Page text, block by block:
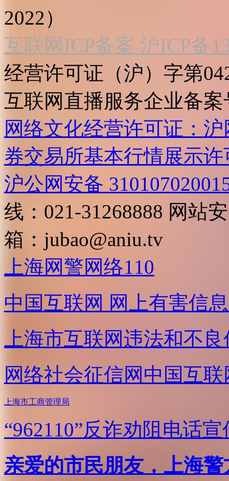
2022）
互联网ICP备案 沪ICP备
经营许可证（沪）字第
互联网直播服务企业备案
网络文化经营许可证：
券交易所基本行情展示许
沪公网安备
线：021-31268888 网站
箱： jubao@aniu.tv
上海网警网络110
中国互联网 网上有害信
上海市互联网违法和不
网络社会征信网 中国互
上海市工商管理局
“962110”反诈劝阻电话宣
亲爱的市民朋友，上海